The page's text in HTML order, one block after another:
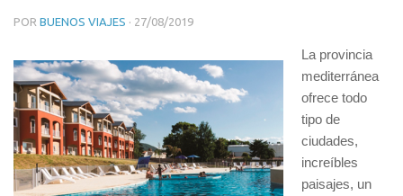
POR BUENOS VIAJES · 27/08/2019
La provincia
mediterránea
ofrece todo
tipo de
ciudades,
increíbles
paisajes, un